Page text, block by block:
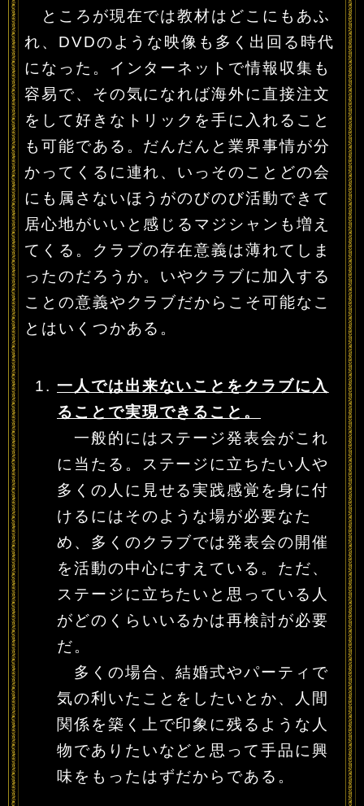
ところが現在では教材はどこにもあふ
れ、DVDのような映像も多く出回る時代
になった。インターネットで情報収集も
容易で、その気になれば海外に直接注文
をして好きなトリックを手に入れること
も可能である。だんだんと業界事情が分
かってくるに連れ、いっそのことどの会
にも属さないほうがのびのび活動できて
居心地がいいと感じるマジシャンも増え
てくる。クラブの存在意義は薄れてしま
ったのだろうか。いやクラブに加入する
ことの意義やクラブだからこそ可能なこ
とはいくつかある。
一人では出来ないことをクラブに入
ることで実現できること。
一般的にはステージ発表会がこれ
に当たる。ステージに立ちたい人や
多くの人に見せる実践感覚を身に付
けるにはそのような場が必要なた
め、多くのクラブでは発表会の開催
を活動の中心にすえている。ただ、
ステージに立ちたいと思っている人
がどのくらいいるかは再検討が必要
だ。
多くの場合、結婚式やパーティで
気の利いたことをしたいとか、人間
関係を築く上で印象に残るような人
物でありたいなどと思って手品に興
味をもったはずだからである。